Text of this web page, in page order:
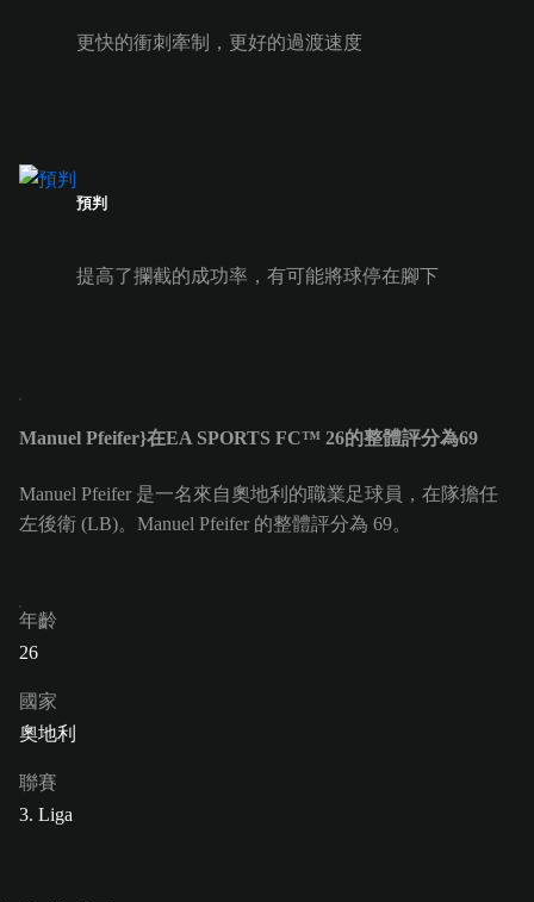
更快的衝刺牽制，更好的過渡速度
預判
提高了攔截的成功率，有可能將球停在腳下
Manuel Pfeifer}在EA SPORTS FC™ 26的整體評分為69
Manuel Pfeifer 是一名來自奧地利的職業足球員，在隊擔任
左後衛 (LB)。Manuel Pfeifer 的整體評分為 69。
年齡
26
國家
奧地利
聯賽
3. Liga